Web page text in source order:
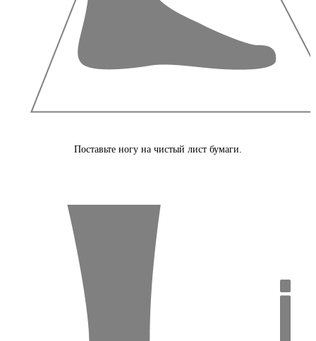
Поставьте ногу на чистый лист бумаги.